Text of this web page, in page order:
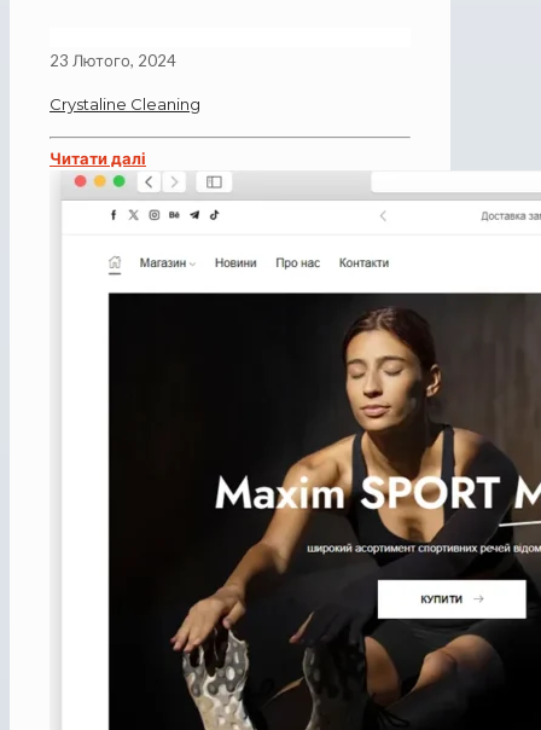
23 Лютого, 2024
Crystaline Cleaning
Читати далі